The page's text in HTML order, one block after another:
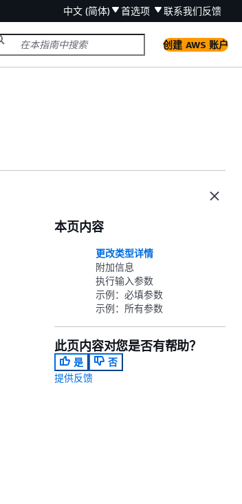
中文 (简体) 首选项 联系我们反馈
创建 AWS 账户
本页内容
更改类型详情
附加信息
执行输入参数
示例：必填参数
示例：所有参数
此页内容对您是否有帮助？
是
否
提供反馈